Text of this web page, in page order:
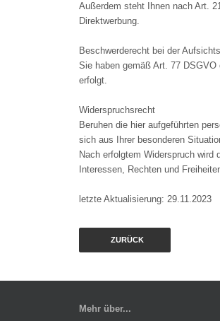
Außerdem steht Ihnen nach Art.
Direktwerbung.
Beschwerderecht bei der
Sie haben gemäß Art. 77
erfolgt.
Widerspruchsrecht
Beruhen die hier aufgeführten
sich aus Ihrer besonderen
Nach erfolgtem Widerspruch wird
Interessen, Rechten und
letzte Aktualisierung: 29.11.2023
ZURÜCK
Mehr über...